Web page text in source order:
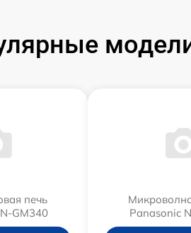
печь
GM340
Panasonic